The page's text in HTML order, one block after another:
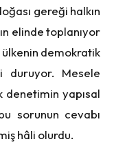
gereği halkın
elinde toplanıyor
ülkenin demokratik
duruyor. Mesele
denetimin yapısal
sorunun cevabı
hâli olurdu.